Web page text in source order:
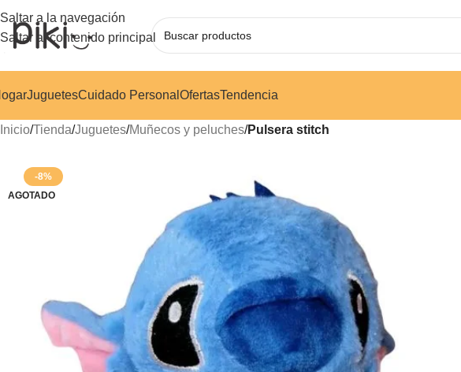
Saltar a la navegación
Saltar al contenido principal
JuguetesCuidado Personal OfertasTendencia
Inicio/Tienda/Juguetes/Muñecos y peluches/Pulsera stitch
-8%
AGOTADO